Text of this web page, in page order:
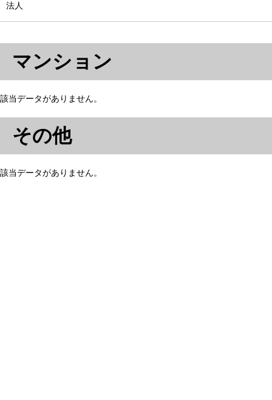
法人
マンション
該当データがありません。
その他
該当データがありません。